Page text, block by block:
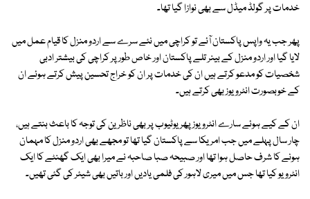
خدمات پر گولڈ میڈل سے بھی نوازا گیا تھا۔
پھر جب یہ واپس پاکستان آئے تو کراچی میں نئے سرے سے اردو منزل کا قیام عمل میں
لایا گیا اور اردو منزل کے بینر تلے پاکستان اور خاص طور پر کراچی کی بیشتر ادبی
شخصیات کو مدعو کرتے ہیں ان کی خدمات پر ان کو خراج تحسین پیش کرتے ہوئے ان
کے خوبصورت انٹرویوز بھی کرتے ہیں۔
ان کے کیے ہوئے سارے انٹرویوز پھر یوٹیوب پر بھی ناظرین کی توجہ کا باعث بنتے ہیں،
چار سال پہلے میں جب امریکا سے پاکستان گیا تھا تو مجھے بھی اردو منزل کا مہمان
ہونے کا شرف حاصل ہوا تھا اور صبیحہ صبا صاحبہ نے میرا بھی ایک گھنٹے کا ایک
انٹرویو کیا تھا جس میں میری لاہور کی فلمی یادیں اور باتیں بھی شیئر کی گئی تھیں۔